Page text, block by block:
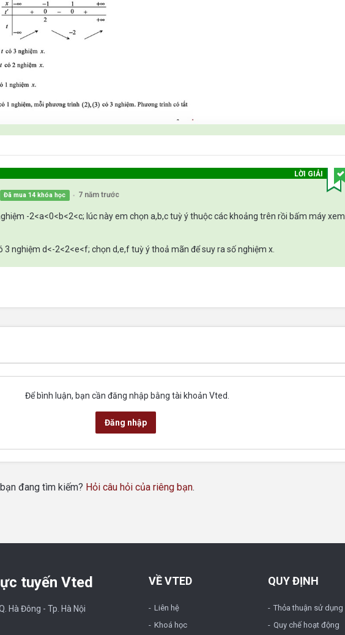
LỜI GIẢI
Đã mua 14 khóa học ● 7 năm trước
-2<a<0<b<2<c; lúc này em chọn a,b,c tuỳ ý thuộc các khoảng trên rồi bấm máy xem
nghiệm d<-2<2<e<f; chọn d,e,f tuỳ ý thoả mãn để suy ra số nghiệm x.
Để bình luận, bạn cần đăng nhập bằng tài khoản Vted.
Đăng nhập
đang tìm kiếm? Hỏi câu hỏi của riêng bạn.
tuyến Vted
Hà Đông - Tp. Hà Nội
VỀ VTED
Liên hệ
Khoá học
QUY ĐỊNH
Thỏa thuận sử dụng
Quy chế hoạt động